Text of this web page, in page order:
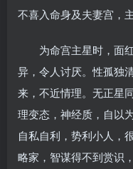
不喜入命身及夫妻宫，
为命宫主星时，面红
异，令人讨厌。性孤独
来，不近情理。无正星
理变态，神经质，自以
自私自利，势利小人，
略家，智谋得不到赏识